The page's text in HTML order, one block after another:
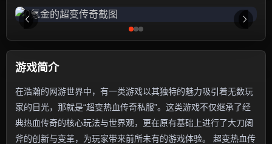
游戏简介
在浩瀚的网游世界中，有一类游戏以其独特的魅力吸引着无数玩
家的目光，那就是“超变热血传奇私服”。这类游戏不仅继承了经
典热血传奇的核心玩法与世界观，更在原有基础上进行了大刀阔
斧的创新与变革，为玩家带来前所未有的游戏体验。 超变热血传